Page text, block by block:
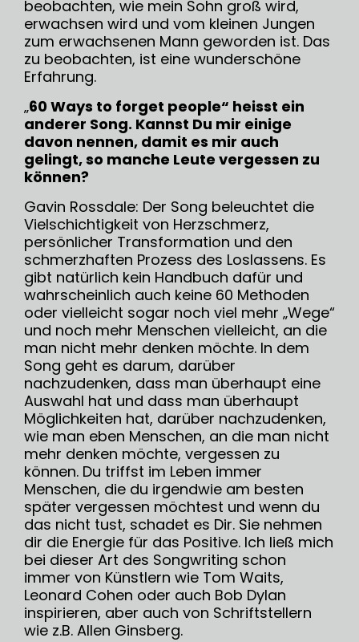
beobachten, wie mein Sohn groß wird,
erwachsen wird und vom kleinen Jungen
zum erwachsenen Mann geworden ist. Das
zu beobachten, ist eine wunderschöne
Erfahrung.
„60 Ways to forget people“ heisst ein
anderer Song. Kannst Du mir einige
davon nennen, damit es mir auch
gelingt, so manche Leute vergessen zu
können?
Gavin Rossdale: Der Song beleuchtet die
Vielschichtigkeit von Herzschmerz,
persönlicher Transformation und den
schmerzhaften Prozess des Loslassens. Es
gibt natürlich kein Handbuch dafür und
wahrscheinlich auch keine 60 Methoden
oder vielleicht sogar noch viel mehr „Wege“
und noch mehr Menschen vielleicht, an die
man nicht mehr denken möchte. In dem
Song geht es darum, darüber
nachzudenken, dass man überhaupt eine
Auswahl hat und dass man überhaupt
Möglichkeiten hat, darüber nachzudenken,
wie man eben Menschen, an die man nicht
mehr denken möchte, vergessen zu
können. Du triffst im Leben immer
Menschen, die du irgendwie am besten
später vergessen möchtest und wenn du
das nicht tust, schadet es Dir. Sie nehmen
dir die Energie für das Positive. Ich ließ mich
bei dieser Art des Songwriting schon
immer von Künstlern wie Tom Waits,
Leonard Cohen oder auch Bob Dylan
inspirieren, aber auch von Schriftstellern
wie z.B. Allen Ginsberg.